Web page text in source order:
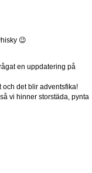
😉
en uppdatering på
och det blir adventsfika!
vi hinner storstäda, pynta